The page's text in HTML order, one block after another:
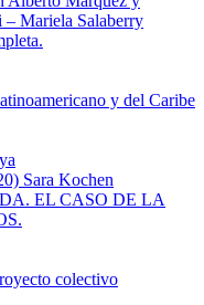
Mariela Salaberry
y del Caribe
Sara Kochen
EL CASO DE LA
colectivo